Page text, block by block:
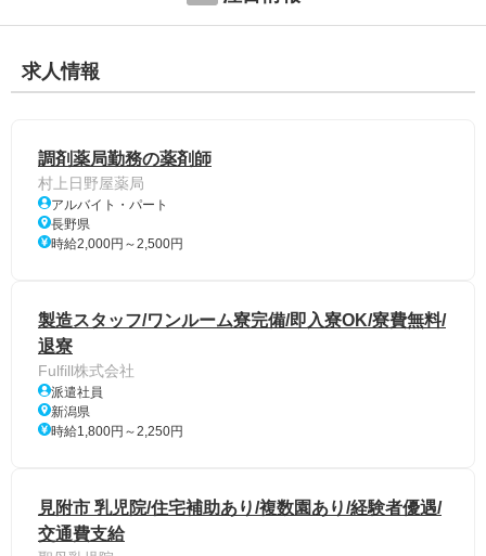
求人情報
調剤薬局勤務の薬剤師
村上日野屋薬局
アルバイト・パート
長野県
時給2,000円～2,500円
製造スタッフ/ワンルーム寮完備/即入寮OK/寮費無料/
退寮
Fulfill株式会社
派遣社員
新潟県
時給1,800円～2,250円
見附市 乳児院/住宅補助あり/複数園あり/経験者優遇/
交通費支給